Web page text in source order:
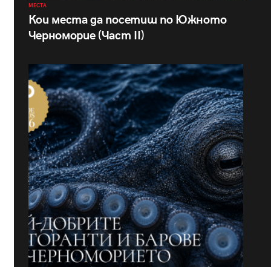
МЕСТА
Кои места да посетиш по Южното
Черноморие (Част II)